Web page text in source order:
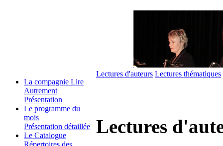
La compagnie Lire
Autrement
Présentation
Le programme du
mois
Présentation détaillée
Le Catalogue
Lectures d'auteurs Lectures thématiques
Lectures